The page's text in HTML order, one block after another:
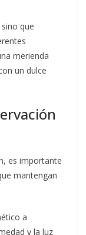
que
merienda
un dulce
es importante
mantengan
a
y la luz